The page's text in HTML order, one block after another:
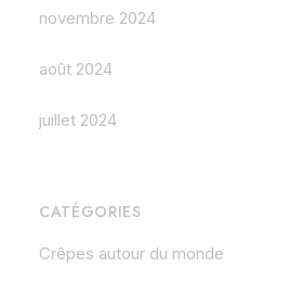
novembre 2024
août 2024
juillet 2024
CATÉGORIES
Crêpes autour du monde